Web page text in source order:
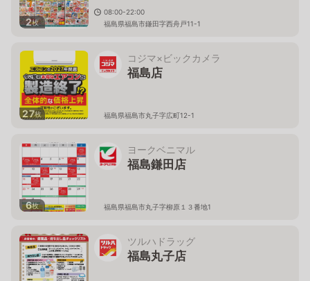
2枚
08:00-22:00
福島県福島市鎌田字西舟戸11-1
27枚
コジマ×ビックカメラ
福島店
福島県福島市丸子字広町12-1
6枚
ヨークベニマル
福島鎌田店
福島県福島市丸子字柳原１３番地1
ツルハドラッグ
福島丸子店